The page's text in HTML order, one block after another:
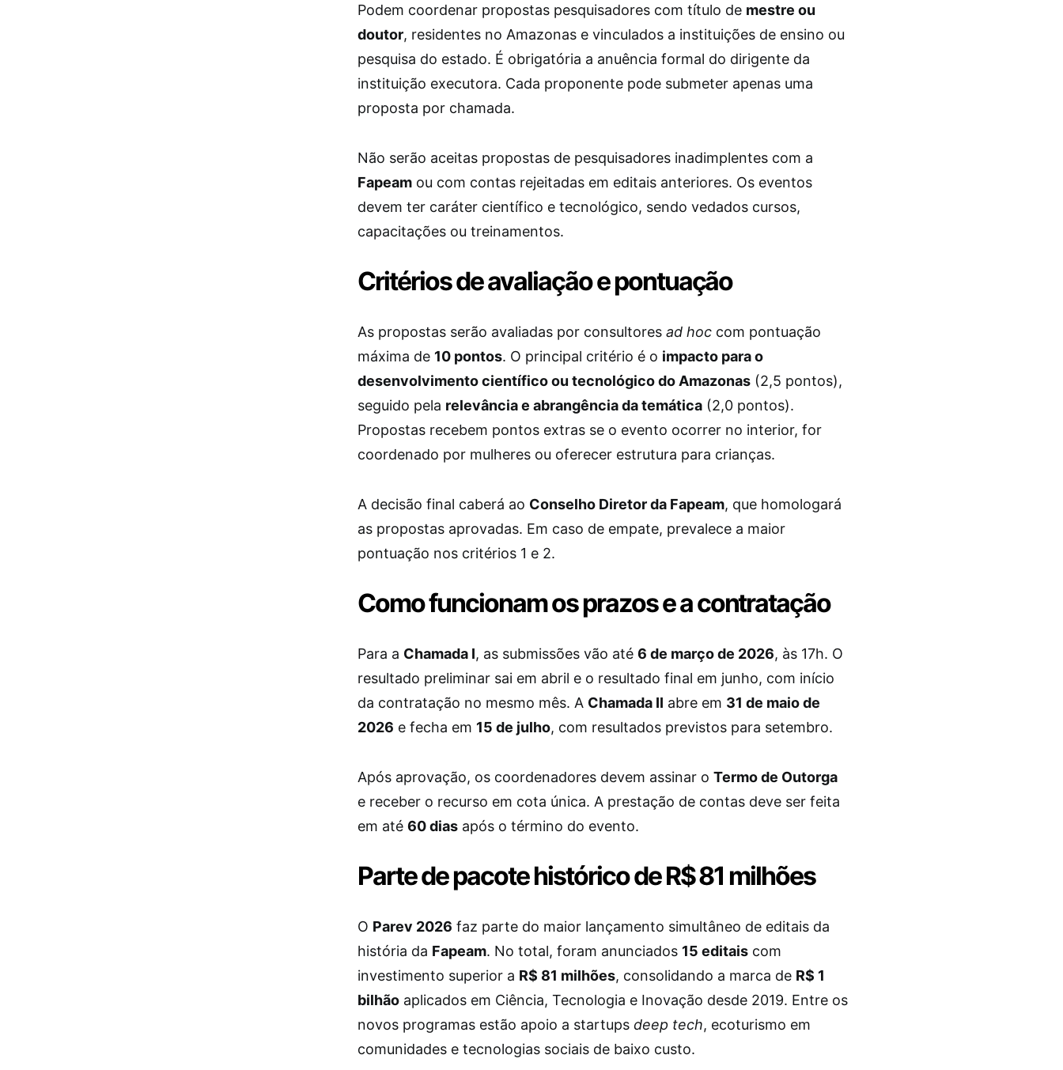
Podem coordenar propostas pesquisadores com título de mestre ou
doutor, residentes no Amazonas e vinculados a instituições de ensino ou
pesquisa do estado. É obrigatória a anuência formal do dirigente da
instituição executora. Cada proponente pode submeter apenas uma
proposta por chamada.
Não serão aceitas propostas de pesquisadores inadimplentes com a
Fapeam ou com contas rejeitadas em editais anteriores. Os eventos
devem ter caráter científico e tecnológico, sendo vedados cursos,
capacitações ou treinamentos.
Critérios de avaliação e pontuação
As propostas serão avaliadas por consultores ad hoc com pontuação
máxima de 10 pontos. O principal critério é o impacto para o
desenvolvimento científico ou tecnológico do Amazonas (2,5 pontos),
seguido pela relevância e abrangência da temática (2,0 pontos).
Propostas recebem pontos extras se o evento ocorrer no interior, for
coordenado por mulheres ou oferecer estrutura para crianças.
A decisão final caberá ao Conselho Diretor da Fapeam, que homologará
as propostas aprovadas. Em caso de empate, prevalece a maior
pontuação nos critérios 1 e 2.
Como funcionam os prazos e a contratação
Para a Chamada I, as submissões vão até 6 de março de 2026, às 17h. O
resultado preliminar sai em abril e o resultado final em junho, com início
da contratação no mesmo mês. A Chamada II abre em 31 de maio de
2026 e fecha em 15 de julho, com resultados previstos para setembro.
Após aprovação, os coordenadores devem assinar o Termo de Outorga
e receber o recurso em cota única. A prestação de contas deve ser feita
em até 60 dias após o término do evento.
Parte de pacote histórico de R$ 81 milhões
O Parev 2026 faz parte do maior lançamento simultâneo de editais da
história da Fapeam. No total, foram anunciados 15 editais com
investimento superior a R$ 81 milhões, consolidando a marca de R$ 1
bilhão aplicados em Ciência, Tecnologia e Inovação desde 2019. Entre os
novos programas estão apoio a startups deep tech, ecoturismo em
comunidades e tecnologias sociais de baixo custo.